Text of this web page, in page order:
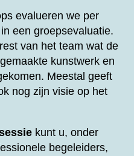
evalueren we per
een groepsevaluatie.
van het team wat de
kunstwerk en
Meestal geeft
nog zijn visie op het
kunt u, onder
begeleiders,